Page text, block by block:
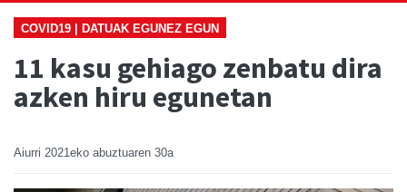
COVID19 | DATUAK EGUNEZ EGUN
11 kasu gehiago zenbatu dira
azken hiru egunetan
Aiurri 2021eko abuztuaren 30a